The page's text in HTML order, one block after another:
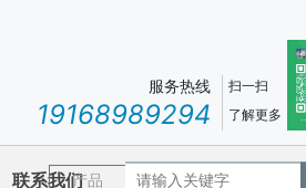
服务热线
19168989294
扫一扫
了解更多
联系我们产品